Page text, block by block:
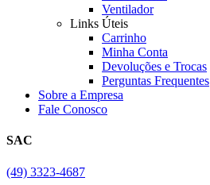
Ventilador
Links Úteis
Carrinho
Minha Conta
Devoluções e Trocas
Perguntas Frequentes
Sobre a Empresa
Fale Conosco
SAC
(49) 3323-4687